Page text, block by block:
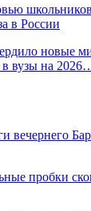
в России
новые
вузы на
вечернего
пробки